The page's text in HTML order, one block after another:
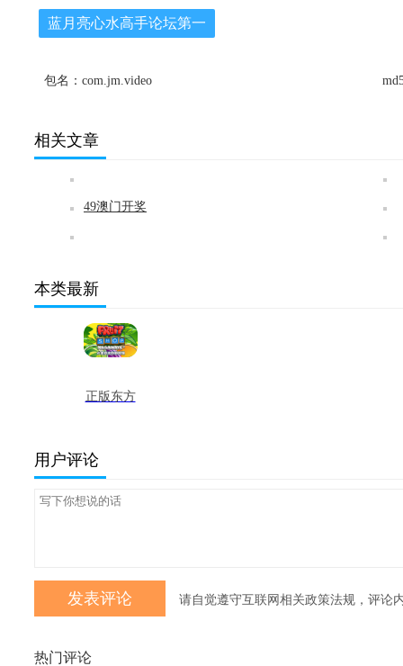
蓝月亮心水高手论坛第一
包名：com.jm.video
相关文章
49澳门开奖
本类最新
正版东方
用户评论
请自觉遵守互联网相关政策法规，评论
热门评论